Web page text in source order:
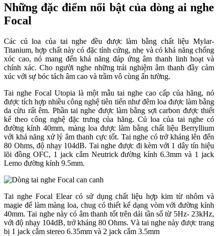
Những đặc điểm nổi bật của dòng ai nghe
Focal
Các củ loa của tai nghe đều được làm bằng chất liệu Mylar-
Titanium, hợp chất này có đặc tính cứng, nhẹ và có khả năng chống
xóc cao, nó mang đến khả năng đáp ứng âm thanh linh hoạt và
chính xác. Cho người nghe những trải nghiệm âm thanh đầy cảm
xúc với sự bóc tách âm cao và trầm vô cùng ấn tường.
Tai nghe Focal Utopia là một mẫu tai nghe cao cấp của hãng, nó
được tích hợp nhiều công nghệ tiên tiến như đêm loa được làm bằng
da cừu rất êm. Phần tai nghe được làm bằng sợi carbon được thiết
kế theo công nghệ đặc trưng của hãng. Củ loa của tai nghe có
đường kính 40mm, màng loa được làm bằng chất liệu Berryllium
với khả năng xử lý âm thanh cực tốt. Tai nghe có trở kháng lên đến
80 Ohms, độ nhạy 104dB. Tai nghe được đi kèm với 1 dây tín hiệu
lõi đồng OFC, 1 jack cắm Neutrick đường kính 6.3mm và 1 jack
Lemo đường kính 9.5mm.
Tai nghe Focal Elear có sử dụng chất liệu hợp kim từ nhôm và
magie để làm màng loa, chug có thiết kế dạng vòm với đường kính
40mm. Tai nghe này có âm thanh tốt trên dải tần số từ 5Hz- 23kHz,
với độ nhạy 104dB, trở kháng 80 Ohms. Và tai nghe này được trang
bị 1 jack cắm stereo 6.35mm và 2 jack cắm 3.5mm